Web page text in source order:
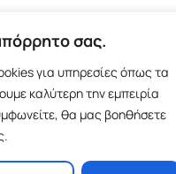
σας.
για υπηρεσίες όπως τα
καλύτερη την εμπειρία
θα μας βοηθήσετε